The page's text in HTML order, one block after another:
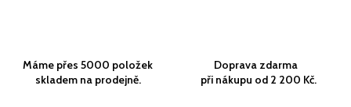
Máme přes 5000 položek
skladem na prodejně.
Doprava zdarma
při nákupu od 2 200 Kč.